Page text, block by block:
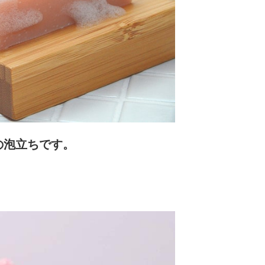
立ちです。